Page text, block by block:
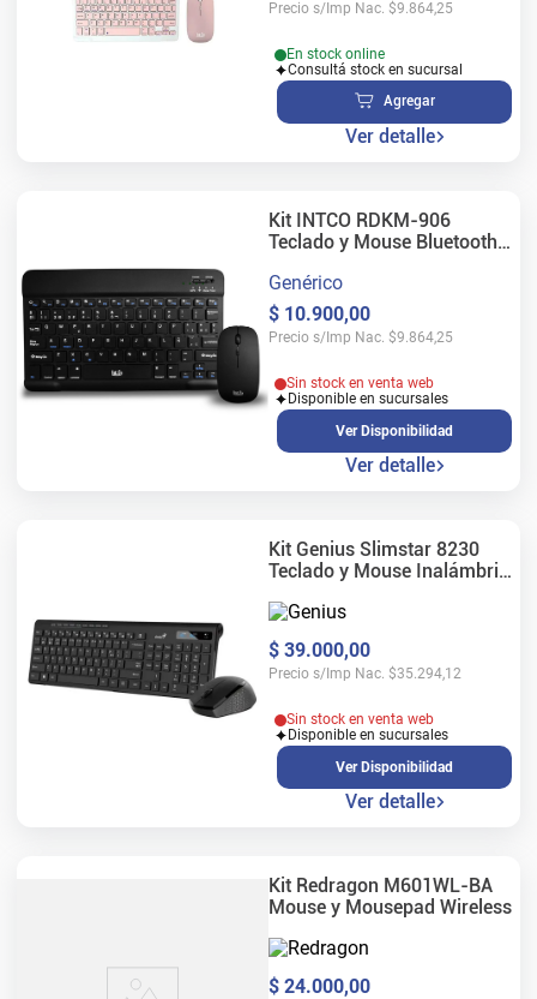
Precio s/Imp Nac. $9.864,25
En stock online
Consultá stock en sucursal
Agregar
Ver detalle
Kit INTCO RDKM-906
Teclado y Mouse Bluetooth
Genérico
$ 10.900,00
Precio s/Imp Nac. $9.864,25
Sin stock en venta web
Disponible en sucursales
Ver Disponibilidad
Ver detalle
Kit Genius Slimstar 8230
Teclado y Mouse Inalámbrico
$ 39.000,00
Precio s/Imp Nac. $35.294,12
Sin stock en venta web
Disponible en sucursales
Ver Disponibilidad
Ver detalle
Kit Redragon M601WL-BA
Mouse y Mousepad Wireless
$ 24.000,00